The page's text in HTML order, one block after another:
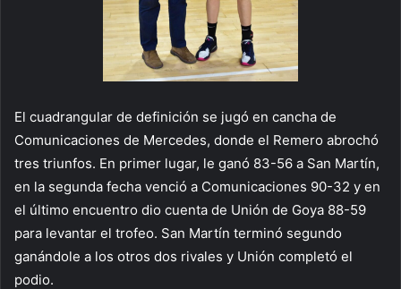
El cuadrangular de definición se jugó en cancha de
Comunicaciones de Mercedes, donde el Remero abrochó
tres triunfos. En primer lugar, le ganó 83-56 a San Martín,
en la segunda fecha venció a Comunicaciones 90-32 y en
el último encuentro dio cuenta de Unión de Goya 88-59
para levantar el trofeo. San Martín terminó segundo
ganándole a los otros dos rivales y Unión completó el
podio.